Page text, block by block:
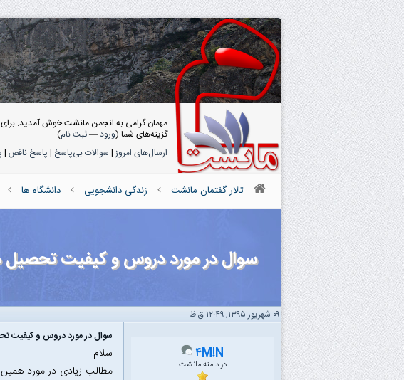
مهمان گرامی به انجمن مانشت خوش آمدید. برای
گزینه‌های شما (ورود—ثبت نام)
ارسال‌های امروز| سوالات بی‌پاسخ | پاسخ ناقص |
تالار گفتمان مانشت زندگی دانشجویی دانشگاه ها
سوال در مورد دروس و کیفیت تحصیل
۰۹ شهریور ۱۳۹۵, ۱۲:۴۹ ق.ظ
۴M!N
در دامنه مانشت
سوال در مورد دروس و کیفیت
سلام